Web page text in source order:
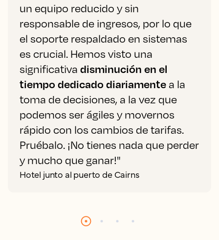
un equipo reducido y sin
responsable de ingresos, por lo que
el soporte respaldado en sistemas
es crucial. Hemos visto una
significativa disminución en el
tiempo dedicado diariamente a la
toma de decisiones, a la vez que
podemos ser ágiles y movernos
rápido con los cambios de tarifas.
Pruébalo. ¡No tienes nada que perder
y mucho que ganar!"
Hotel junto al puerto de Cairns